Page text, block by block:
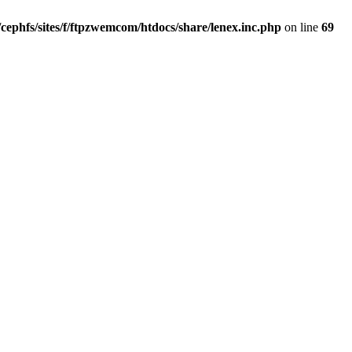
sites/f/ftpzwemcom/htdocs/share/lenex.inc.php on line 69